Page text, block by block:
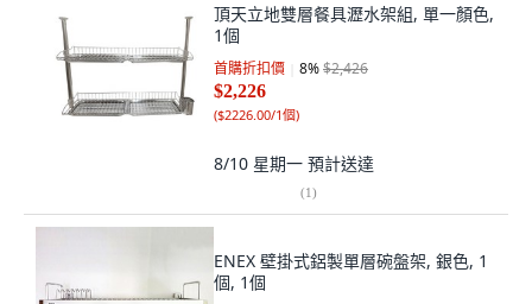
頂天立地雙層餐具瀝水架組, 單一顏色,
1個
首購折扣價 8%$2,426
$2,226
($2226.00/1個)
8/10 星期一 預計送達
(1)
ENEX 壁掛式鋁製單層碗盤架, 銀色, 1
個, 1個